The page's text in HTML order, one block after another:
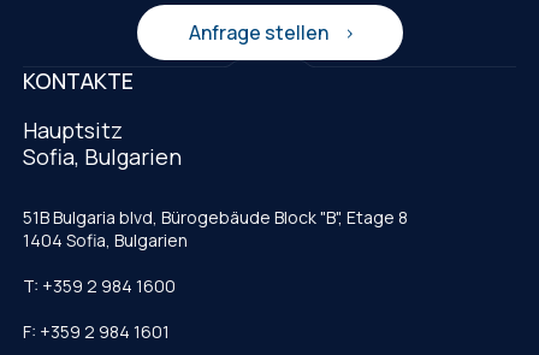
Anfrage stellen
KONTAKTE
Hauptsitz
Sofia, Bulgarien
51B Bulgaria blvd, Bürogebäude Block "B", Etage 8
1404 Sofia, Bulgarien
T: +359 2 984 1600
F: +359 2 984 1601